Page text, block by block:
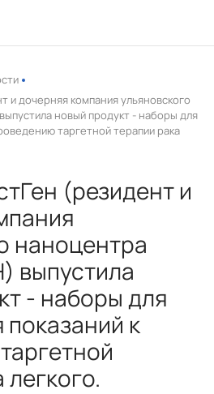
и дочерняя компания ульяновского
новый продукт - наборы для
таргетной терапии рака
(резидент и
наноцентра
выпустила
- наборы для
к